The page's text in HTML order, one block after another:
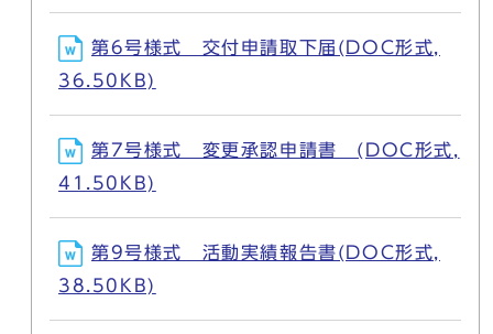
第6号様式 交付申請取下届(DOC形式,
36.50KB)
第7号様式 変更承認申請書 (DOC形式,
41.50KB)
第9号様式 活動実績報告書(DOC形式,
38.50KB)